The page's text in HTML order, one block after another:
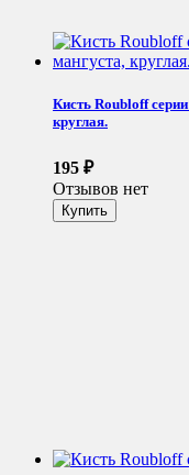
Кисть Roubloff
круглая.
195 ₽
Отзывов нет